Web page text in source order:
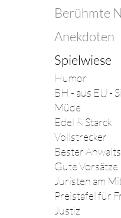
Berühmte
Anekdoten
Spielwiese
Humor
BH - aus EU -
Müde
Edel & Starck
Vollstrecker
Bester
Gute Vorsätze
Juristen am
Preistafel für
Justiz